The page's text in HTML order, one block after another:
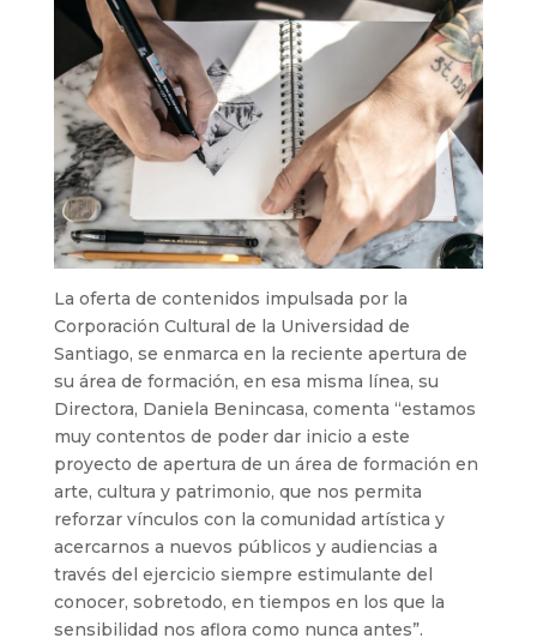
La oferta de contenidos impulsada por la
Corporación Cultural de la Universidad de
Santiago, se enmarca en la reciente apertura de
su área de formación, en esa misma línea, su
Directora, Daniela Benincasa, comenta “estamos
muy contentos de poder dar inicio a este
proyecto de apertura de un área de formación en
arte, cultura y patrimonio, que nos permita
reforzar vínculos con la comunidad artística y
acercarnos a nuevos públicos y audiencias a
través del ejercicio siempre estimulante del
conocer, sobretodo, en tiempos en los que la
sensibilidad nos aflora como nunca antes”.